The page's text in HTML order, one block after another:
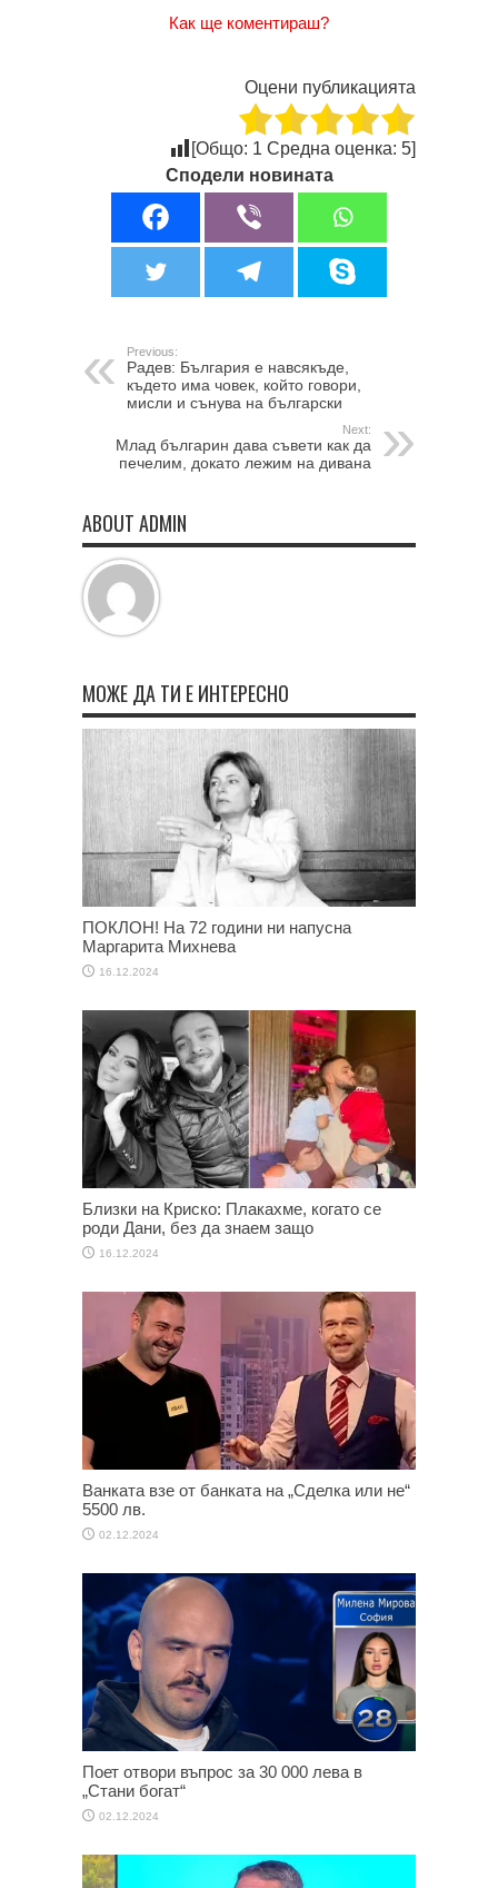
Как ще коментираш?
Оцени публикацията
[Общо: 1 Средна оценка: 5]
Сподели новината
Previous:
Радев: България е навсякъде,
където има човек, който говори,
мисли и сънува на български
Next:
Млад българин дава съвети как да
печелим, докато лежим на дивана
ABOUT ADMIN
МОЖЕ ДА ТИ Е ИНТЕРЕСНО
ПОКЛОН! На 72 години ни напусна
Маргарита Михнева
16.12.2024
Близки на Криско: Плакахме, когато се
роди Дани, без да знаем защо
16.12.2024
Ванката взе от банката на „Сделка или не“
5500 лв.
02.12.2024
Поет отвори въпрос за 30 000 лева в
„Стани богат“
02.12.2024